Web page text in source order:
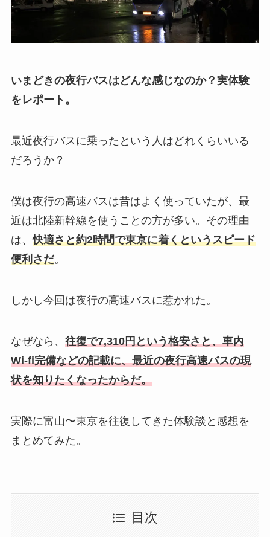
いまどきの夜行バスはどんな感じなのか？実体験
をレポート。
最近夜行バスに乗ったという人はどれくらいいる
だろうか？
僕は夜行の高速バスは昔はよく使っていたが、最
近は北陸新幹線を使うことの方が多い。その理由
は、快適さと約2時間で東京に着くというスピード
便利さだ。
しかし今回は夜行の高速バスに惹かれた。
なぜなら、 往復で7,310円という格安さと、車内
Wi-fi完備などの記載に、最近の夜行高速バスの現
状を知りたくなったからだ。
実際に富山〜東京を往復してきた体験談と感想を
まとめてみた。
目次